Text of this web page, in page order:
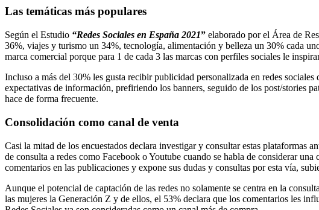
Las temáticas más populares
Según el Estudio “Redes Sociales en España 2021” elaborado por el Área de
36%, viajes y turismo un 34%, tecnología, alimentación y belleza un 30% cada
marca comercial porque para 1 de cada 3 las marcas con perfiles sociales le
Incluso a más del 30% les gusta recibir publicidad personalizada en redes
expectativas de información, prefiriendo los banners, seguido de los post/stories
hace de forma frecuente.
Consolidación como canal de venta
Casi la mitad de los encuestados declara investigar y consultar estas plataformas
de consulta a redes como Facebook o Youtube cuando se habla de considerar
comentarios en las publicaciones y expone sus dudas y consultas por esta vía,
Aunque el potencial de captación de las redes no solamente se centra en la
las mujeres la Generación Z y de ellos, el 53% declara que los comentarios les